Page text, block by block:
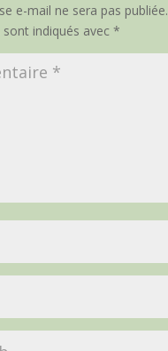
e-mail ne sera pas publiée.
indiqués avec *